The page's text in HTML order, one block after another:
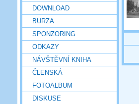
DOWNLOAD
BURZA
SPONZORING
ODKAZY
NÁVŠTĚVNÍ KNIHA
ČLENSKÁ
FOTOALBUM
DISKUSE